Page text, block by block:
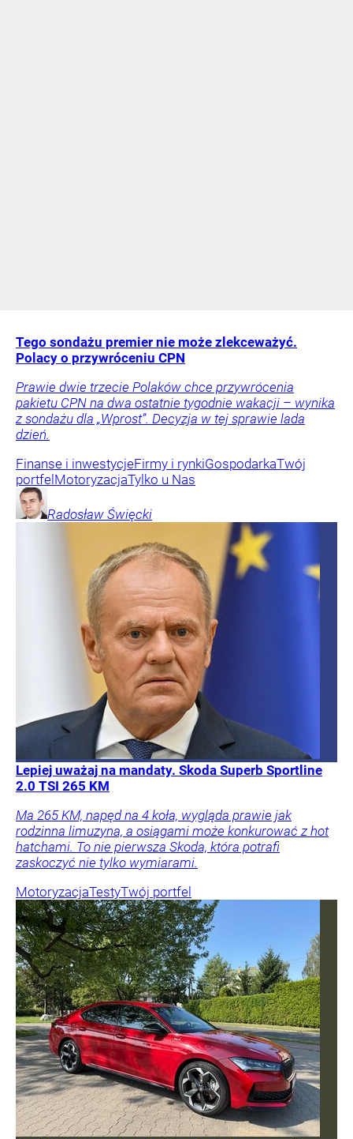
Tego sondażu premier nie może zlekceważyć.
Polacy o przywróceniu CPN
Prawie dwie trzecie Polaków chce przywrócenia
pakietu CPN na dwa ostatnie tygodnie wakacji – wynika
z sondażu dla „Wprost”. Decyzja w tej sprawie lada
dzień.
Finanse i inwestycjeFirmy i rynkiGospodarkaTwój
portfel MotoryzacjaTylko u Nas
Radosław Święcki
Lepiej uważaj na mandaty. Skoda Superb Sportline
2.0 TSI 265 KM
Ma 265 KM, napęd na 4 koła, wygląda prawie jak
rodzinna limuzyna, a osiągami może konkurować z hot
hatchami. To nie pierwsza Skoda, która potrafi
zaskoczyć nie tylko wymiarami.
MotoryzacjaTestyTwój portfel